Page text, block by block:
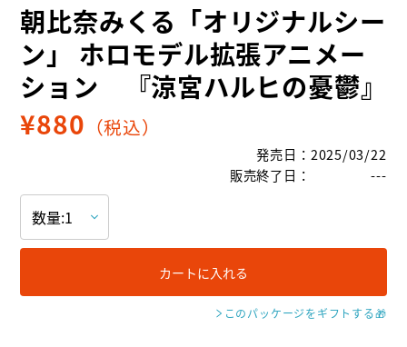
朝比奈みくる「オリジナルシー
ン」 ホロモデル拡張アニメー
ション 『涼宮ハルヒの憂鬱』
¥880 （税込）
発売日 ： 2025/03/22
販売終了日 ： ---
カートに入れる
このパッケージをギフトする🎁